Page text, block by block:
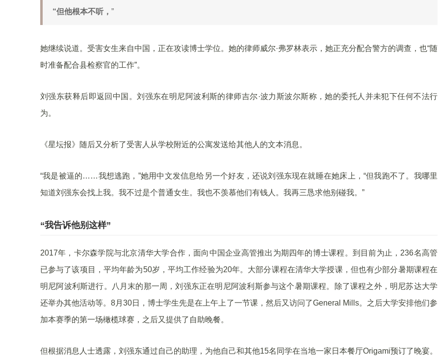
“但他根本不听， ”
她继续说道。受害女生来自中国，正在攻读博士学位。她的律师威尔·弗罗林表示，她正充分配合警方的调查，也“随
时准备配合县检察官的工作”。
刘强东获释后即返回中国。刘强东在明尼阿波利斯的律师吉尔·波力斯波尔斯称，她的委托人并未犯下任何不法行
为。
《星坛报》随后又分析了受害人从学校附近的公寓发送给其他人的文本消息。
“我是被逼的……我想逃跑，”她用中文发信息给另一个好友，还说刘强东现在就睡在她床上，“但我跑不了。我哪里
知道刘强东会找上我。我不过是个普通女生。我也不羡慕他们有钱人。我再三恳求他别碰我。”
“我告诉他别这样”
2017年，卡尔森学院与北京清华大学合作，面向中国企业高管推出为期四年的博士课程。到目前为止，236名高管
已参与了该项目，平均年龄为50岁，平均工作经验为20年。大部分课程在清华大学授课，但也有少部分暑期课程在
明尼阿波利斯进行。八月末的那一周，刘强东正在明尼阿波利斯参与这个暑期课程。除了课程之外，明尼苏达大学
还举办其他活动等。8月30日，博士学生先是在上午上了一节课，然后又访问了General Mills。之后大学安排他们参
加本赛季的第一场橄榄球赛，之后又提供了自助晚餐。
但根据消息人士透露，刘强东通过自己的助理，为他自己和其他15名同学在当地一家日本餐厅Origami预订了晚宴。